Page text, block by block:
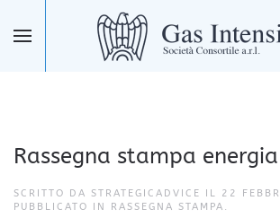
Skip to main content
Rassegna stampa energia
SCRITTO DA STRATEGICADVICE IL 22
PUBBLICATO IN RASSEGNA STAMPA .